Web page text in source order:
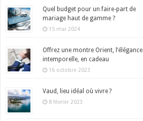
Quel budget pour un faire-part de
mariage haut de gamme ?
15 mai 2024
Offrez une montre Orient, l’élégance
intemporelle, en cadeau
16 octobre 2023
Vaud, lieu idéal où vivre ?
8 février 2023